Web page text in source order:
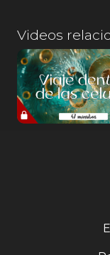
Videos